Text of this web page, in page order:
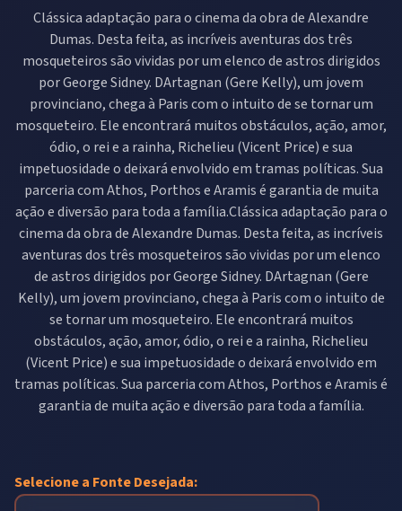
Clássica adaptação para o cinema da obra de Alexandre
Dumas. Desta feita, as incríveis aventuras dos três
mosqueteiros são vividas por um elenco de astros dirigidos
por George Sidney. DArtagnan (Gere Kelly), um jovem
provinciano, chega à Paris com o intuito de se tornar um
mosqueteiro. Ele encontrará muitos obstáculos, ação, amor,
ódio, o rei e a rainha, Richelieu (Vicent Price) e sua
impetuosidade o deixará envolvido em tramas políticas. Sua
parceria com Athos, Porthos e Aramis é garantia de muita
ação e diversão para toda a família.Clássica adaptação para o
cinema da obra de Alexandre Dumas. Desta feita, as incríveis
aventuras dos três mosqueteiros são vividas por um elenco
de astros dirigidos por George Sidney. DArtagnan (Gere
Kelly), um jovem provinciano, chega à Paris com o intuito de
se tornar um mosqueteiro. Ele encontrará muitos
obstáculos, ação, amor, ódio, o rei e a rainha, Richelieu
(Vicent Price) e sua impetuosidade o deixará envolvido em
tramas políticas. Sua parceria com Athos, Porthos e Aramis é
garantia de muita ação e diversão para toda a família.
Selecione a Fonte Desejada: